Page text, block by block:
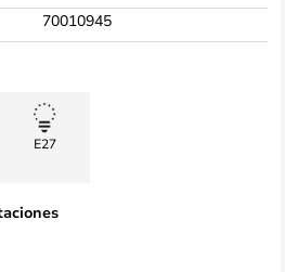
70010945
E27